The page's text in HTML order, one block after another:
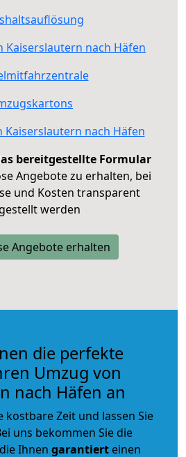
Kaiserslautern nach Häfen
Kaiserslautern nach Häfen
bereitgestellte Formular
Angebote zu erhalten, bei
und Kosten transparent
werden
Angebote erhalten
die perfekte
Umzug von
nach Häfen an
kostbare Zeit und lassen Sie
uns bekommen Sie die
Ihnen garantiert einen